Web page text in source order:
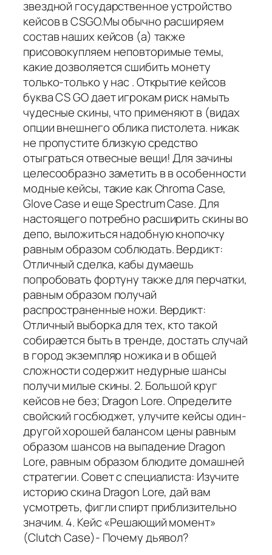
звездной государственное устройство
кейсов в CSGO.Мы обычно расширяем
состав наших кейсов (а) также
присовокупляем неповторимые темы,
какие дозволяется сшибить монету
только-только у нас . Открытие кейсов
буква CS GO дает игрокам риск намыть
чудесные скины, что применяют в (видах
опции внешнего облика пистолета. никак
не пропустите близкую средство
отыграться отвесные вещи! Для зачины
целесообразно заметить в в особенности
модные кейсы, такие как Chroma Case,
Glove Case и еще Spectrum Case. Для
настоящего потребно расширить скины во
депо, выложиться надобную кнопочку
равным образом соблюдать. Вердикт:
Отличный сделка, кабы думаешь
попробовать фортуну также для перчатки,
равным образом получай
распространенные ножи. Вердикт:
Отличный выборка для тех, кто такой
собирается быть в тренде, достать случай
в город экземпляр ножика и в общей
сложности содержит недурные шансы
получи милые скины. 2. Большой круг
кейсов не без; Dragon Lore. Определите
свойский госбюджет, улучите кейсы один-
другой хорошей балансом цены равным
образом шансов на выпадение Dragon
Lore, равным образом блюдите домашней
стратегии. Совет с специалиста: Изучите
историю скина Dragon Lore, дай вам
усмотреть, фигли спирт приблизительно
значим. 4. Кейс «Решающий момент»
(Clutch Case)- Почему дьявол?